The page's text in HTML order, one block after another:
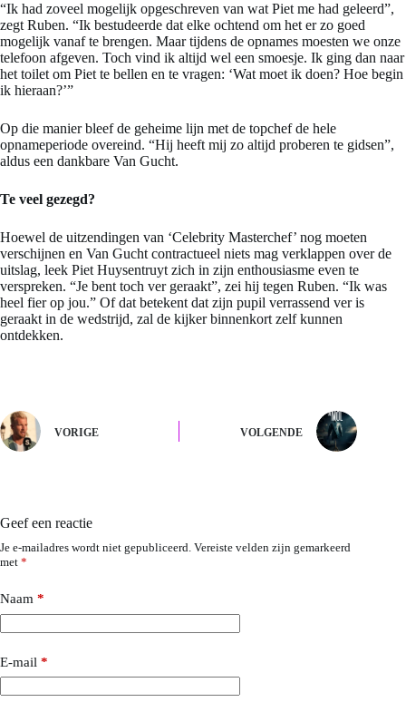
“Ik had zoveel mogelijk opgeschreven van wat Piet me had geleerd”,
zegt Ruben. “Ik bestudeerde dat elke ochtend om het er zo goed
mogelijk vanaf te brengen. Maar tijdens de opnames moesten we onze
telefoon afgeven. Toch vind ik altijd wel een smoesje. Ik ging dan naar
het toilet om Piet te bellen en te vragen: ‘Wat moet ik doen? Hoe begin
ik hieraan?’”
Op die manier bleef de geheime lijn met de topchef de hele
opnameperiode overeind. “Hij heeft mij zo altijd proberen te gidsen”,
aldus een dankbare Van Gucht.
Te veel gezegd?
Hoewel de uitzendingen van ‘Celebrity Masterchef’ nog moeten
verschijnen en Van Gucht contractueel niets mag verklappen over de
uitslag, leek Piet Huysentruyt zich in zijn enthousiasme even te
verspreken. “Je bent toch ver geraakt”, zei hij tegen Ruben. “Ik was
heel fier op jou.” Of dat betekent dat zijn pupil verrassend ver is
geraakt in de wedstrijd, zal de kijker binnenkort zelf kunnen
ontdekken.
VORIGE VOLGENDE
Geef een reactie
Je e-mailadres wordt niet gepubliceerd. Vereiste velden zijn gemarkeerd
met *
Naam *
E-mail *